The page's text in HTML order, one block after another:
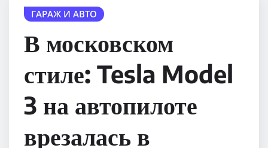
ГАРАЖ И АВТО
В московском
стиле: Tesla Model
3 на автопилоте
врезалась в